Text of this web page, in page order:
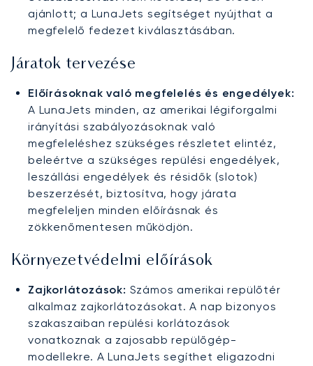
ajánlott; a LunaJets segítséget nyújthat a
megfelelő fedezet kiválasztásában.
Járatok tervezése
Előírásoknak való megfelelés és engedélyek:
A LunaJets minden, az amerikai légiforgalmi
irányítási szabályozásoknak való
megfeleléshez szükséges részletet elintéz,
beleértve a szükséges repülési engedélyek,
leszállási engedélyek és résidők (slotok)
beszerzését, biztosítva, hogy járata
megfeleljen minden előírásnak és
zökkenőmentesen működjön.
Környezetvédelmi előírások
Zajkorlátozások: Számos amerikai repülőtér
alkalmaz zajkorlátozásokat. A nap bizonyos
szakaszaiban repülési korlátozások
vonatkoznak a zajosabb repülőgép-
modellekre. A LunaJets segíthet eligazodni